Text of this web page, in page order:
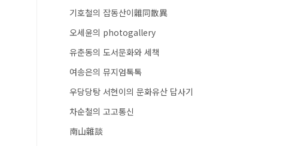
기호철의 잡동산이雜同散異
오세윤의 photogallery
유춘동의 도서문화와 세책
여송은의 뮤지엄톡톡
우당당탕 서현이의 문화유산 답사기
차순철의 고고통신
南山雜談